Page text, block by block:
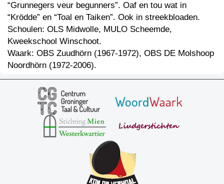
“Grunnegers veur begunners”. Oaf en tou wat in
“Krödde” en “Toal en Taiken”. Ook in streekbloaden.
Schoulen: OLS Midwolle, MULO Scheemde,
Kweekschool Winschoot.
Waark: OBS Zuudhörn (1967-1972), OBS DE Molshoop
Noordhörn (1972-2006).